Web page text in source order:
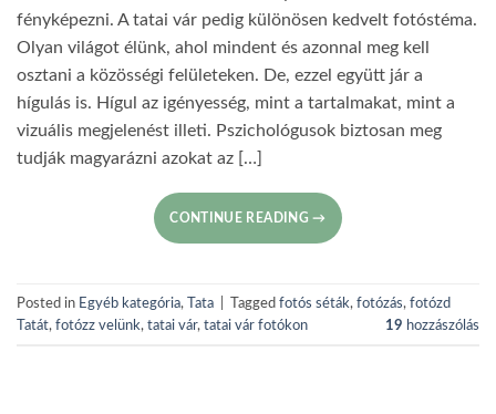
fényképezni. A tatai vár pedig különösen kedvelt fotóstéma.
Olyan világot élünk, ahol mindent és azonnal meg kell
osztani a közösségi felületeken. De, ezzel együtt jár a
hígulás is. Hígul az igényesség, mint a tartalmakat, mint a
vizuális megjelenést illeti. Pszichológusok biztosan meg
tudják magyarázni azokat az […]
CONTINUE READING→
Posted in Egyéb kategória, Tata Tagged fotós séták, fotózás, fotózd
Tatát, fotózz velünk, tatai vár, tatai vár fotókon 19 hozzászólás